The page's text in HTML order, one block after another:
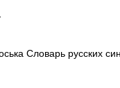
Словарь русских